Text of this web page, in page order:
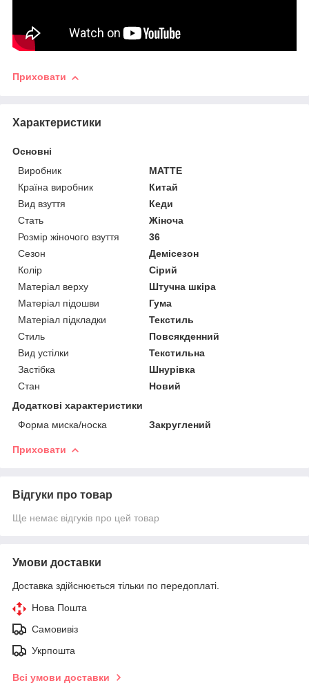
Приховати
Характеристики
Основні
Виробник
MATTE
Країна виробник
Китай
Вид взуття
Кеди
Стать
Жіноча
Розмір жіночого взуття
36
Сезон
Демісезон
Колір
Сірий
Матеріал верху
Штучна шкіра
Матеріал підошви
Гума
Матеріал підкладки
Текстиль
Стиль
Повсякденний
Вид устілки
Текстильна
Застібка
Шнурівка
Стан
Новий
Додаткові характеристики
Форма миска/носка
Закруглений
Приховати
Відгуки про товар
Ще немає відгуків про цей товар
Умови доставки
Доставка здійснюється тільки по передоплаті.
Нова Пошта
Самовивіз
Укрпошта
Всі умови доставки